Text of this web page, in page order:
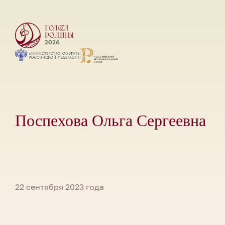
Поспехова Ольга Сергеевна
22 сентября 2023 года